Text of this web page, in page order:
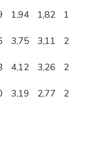
1,94 1,82
1,69
3,75 3,11
2,52
4,12 3,26
2,67
3,19 2,77 2,46